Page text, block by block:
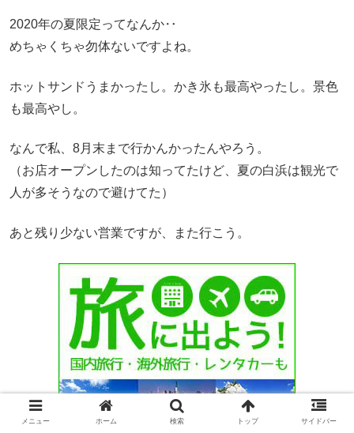
2020年の夏限定ってなんか‥
めちゃくちゃ勿体ないですよね。
ホットサンドうまかったし。かき氷も最高やったし。景色
も最高やし。
なんで私、8月末まで行かんかったんやろう。
（お店オープンしたのは知ってたけど、夏の白浜は観光で
人が多そうなので避けてた）
あと残り少ない営業ですが、また行こう。
メニュー ホーム 検索 トップ サイドバー